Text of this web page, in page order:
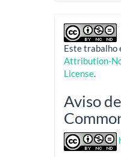
Este trabalho
Attribution-
License.
Aviso